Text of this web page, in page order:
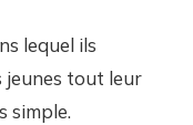
lequel ils
tout leur
simple.